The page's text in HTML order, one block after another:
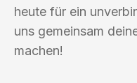
heute für ein
uns gemeinsam
machen!